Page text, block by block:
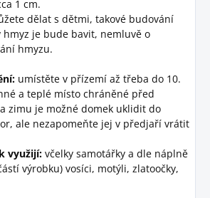
1 cm.
dělat s dětmi, takové budování
je bude bavit, nemluvě o
hmyzu.
umístěte v přízemí až třeba do 10.
a teplé místo chráněné před
zimu je možné domek uklidit do
ale nezapomeňte jej v předjaří vrátit
využijí: včelky samotářky a dle náplně
výrobku) vosíci, motýli, zlatoočky,